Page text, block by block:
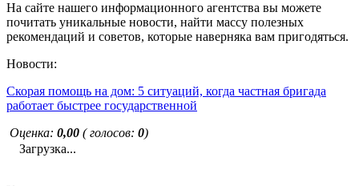
На сайте нашего информационного агентства вы можете
почитать уникальные новости, найти массу полезных
рекомендаций и советов, которые наверняка вам пригодяться.
Новости:
Скорая помощь на дом: 5 ситуаций, когда частная бригада
работает быстрее государственной
Оценка: 0,00 ( голосов: 0)
Загрузка...